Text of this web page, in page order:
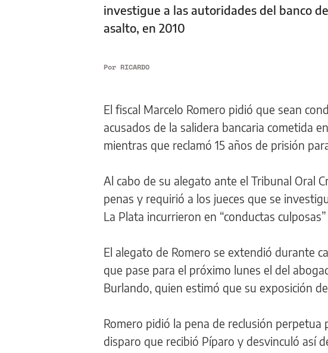
investigue a las autoridades del banco
asalto, en 2010
Por RICARDO
El fiscal Marcelo Romero pidió que sean
acusados de la salidera bancaria cometida
mientras que reclamó 15 años de prisión
Al cabo de su alegato ante el Tribunal Oral
penas y requirió a los jueces que se
La Plata incurrieron en “conductas
El alegato de Romero se extendió durante
que pase para el próximo lunes el del
Burlando, quien estimó que su exposición
Romero pidió la pena de reclusión
disparo que recibió Píparo y desvinculó así